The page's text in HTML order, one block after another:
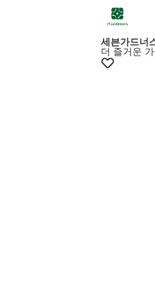
세븐가드너
더 즐거운